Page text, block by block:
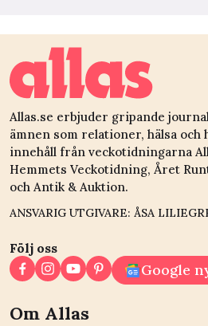
Allas.se erbjuder gripande
ämnen som relationer, hälsa och
innehåll från veckotidningarna
Hemmets Veckotidning, Året
och Antik & Auktion.
ANSVARIG UTGIVARE: ÅSA
Följ oss
Google
Om Allas